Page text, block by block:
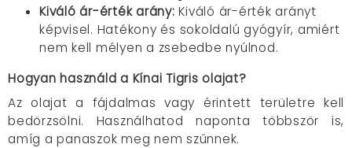
Kiváló ár-érték arány: Kiváló ár-érték arányt
képvisel. Hatékony és sokoldalú gyógyír, amiért
nem kell mélyen a zsebedbe nyúlnod.
Hogyan használd a Kínai Tigris olajat?
Az olajat a fájdalmas vagy érintett területre kell
bedörzsölni. Használhatod naponta többször is,
amíg a panaszok meg nem szűnnek.